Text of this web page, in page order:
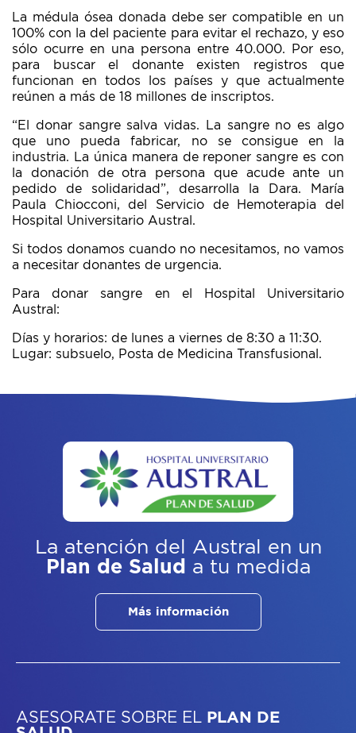
La médula ósea donada debe ser compatible en un
100% con la del paciente para evitar el rechazo, y eso
sólo ocurre en una persona entre 40.000. Por eso,
para buscar el donante existen registros que
funcionan en todos los países y que actualmente
reúnen a más de 18 millones de inscriptos.
“El donar sangre salva vidas. La sangre no es algo
que uno pueda fabricar, no se consigue en la
industria. La única manera de reponer sangre es con
la donación de otra persona que acude ante un
pedido de solidaridad”, desarrolla la Dara. María
Paula Chiocconi, del Servicio de Hemoterapia del
Hospital Universitario Austral.
Si todos donamos cuando no necesitamos, no vamos
a necesitar donantes de urgencia.
Para donar sangre en el Hospital Universitario
Austral:
Días y horarios: de lunes a viernes de 8:30 a 11:30.
Lugar: subsuelo, Posta de Medicina Transfusional.
La atención del Austral
en un
Plan de Salud a tu medida
Más información